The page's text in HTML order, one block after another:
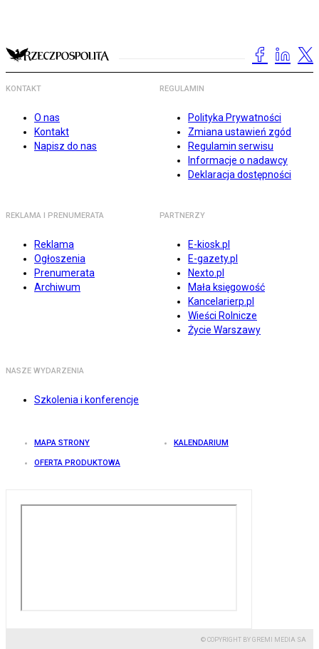
KONTAKT
O nas
Kontakt
Napisz do nas
REGULAMIN
Polityka Prywatności
Zmiana ustawień zgód
Regulamin serwisu
Informacje o nadawcy
Deklaracja dostępności
REKLAMA I PRENUMERATA
Reklama
Ogłoszenia
Prenumerata
Archiwum
PARTNERZY
E-kiosk.pl
E-gazety.pl
Nexto.pl
Mała księgowość
Kancelarierp.pl
Wieści Rolnicze
Życie Warszawy
NASZE WYDARZENIA
Szkolenia i konferencje
MAPA STRONY KALENDARIUM
OFERTA PRODUKTOWA
© COPYRIGHT BY GREMI MEDIA SA